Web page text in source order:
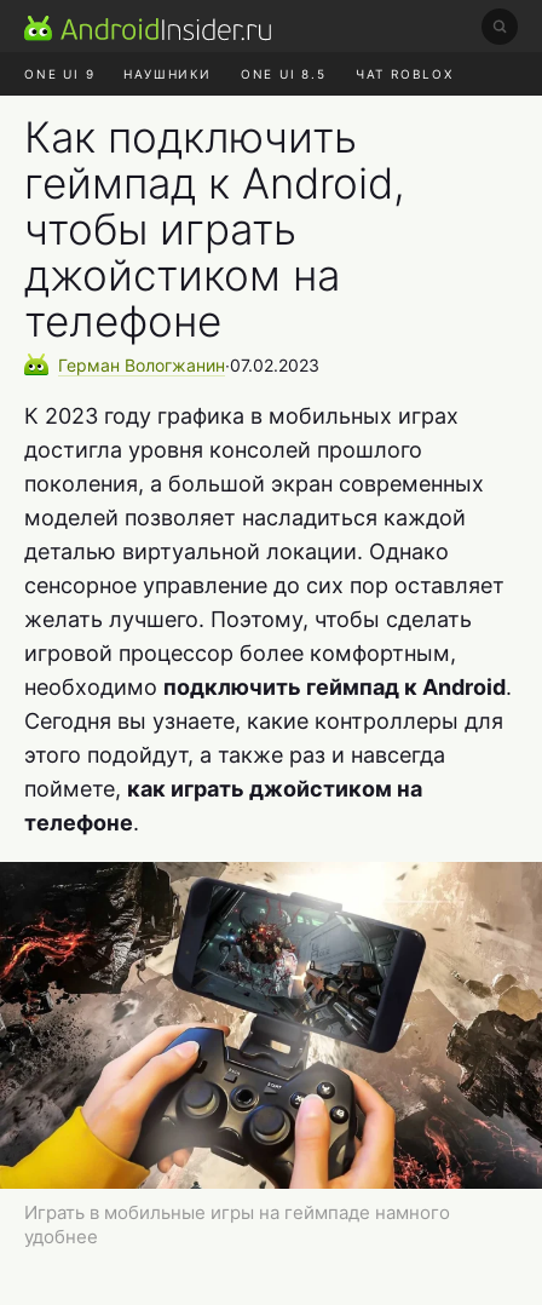
ONE UI 9 НАУШНИКИ ONE UI 8.5 ЧАТ ROBLOX
Как подключить
геймпад к Android,
чтобы играть
джойстиком на
телефоне
Герман Вологжанин∙07.02.2023
К 2023 году графика в мобильных играх
достигла уровня консолей прошлого
поколения, а большой экран современных
моделей позволяет насладиться каждой
деталью виртуальной локации. Однако
сенсорное управление до сих пор оставляет
желать лучшего. Поэтому, чтобы сделать
игровой процессор более комфортным,
необходимо подключить геймпад к Android.
Сегодня вы узнаете, какие контроллеры для
этого подойдут, а также раз и навсегда
поймете, как играть джойстиком на
телефоне.
Играть в мобильные игры на геймпаде намного
удобнее